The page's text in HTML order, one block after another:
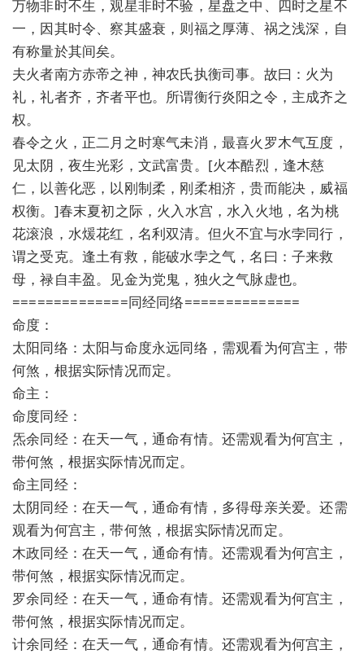
万物非时不生，观星非时不验，星盘之中、四时之星不
一，因其时令、察其盛衰，则福之厚薄、祸之浅深，自
有称量於其间矣。
夫火者南方赤帝之神，神农氏执衡司事。故曰：火为
礼，礼者齐，齐者平也。所谓衡行炎阳之令，主成齐之
权。
春令之火，正二月之时寒气未消，最喜火罗木气互度，
见太阴，夜生光彩，文武富贵。[火本酷烈，逢木慈
仁，以善化恶，以刚制柔，刚柔相济，贵而能决，威福
权衡。]春末夏初之际，火入水宫，水入火地，名为桃
花滚浪，水煖花红，名利双清。但火不宜与水孛同行，
谓之受克。逢土有救，能破水孛之气，名曰：子来救
母，禄自丰盈。见金为党鬼，独火之气脉虚也。
==============同经同络==============
命度：
太阳同络：太阳与命度永远同络，需观看为何宫主，带
何煞，根据实际情况而定。
命主：
命度同经：
炁余同经：在天一气，通命有情。还需观看为何宫主，
带何煞，根据实际情况而定。
命主同经：
太阴同经：在天一气，通命有情，多得母亲关爱。还需
观看为何宫主，带何煞，根据实际情况而定。
木政同经：在天一气，通命有情。还需观看为何宫主，
带何煞，根据实际情况而定。
罗余同经：在天一气，通命有情。还需观看为何宫主，
带何煞，根据实际情况而定。
计余同经：在天一气，通命有情。还需观看为何宫主，